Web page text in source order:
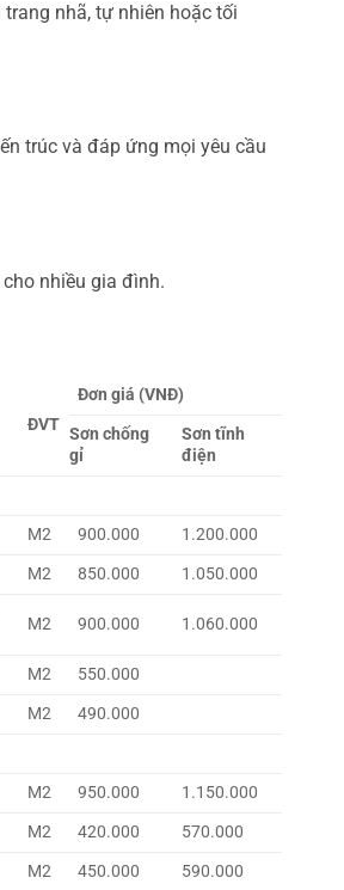
nhã, tự nhiên hoặc tối
trúc và đáp ứng mọi yêu cầu
nhiều gia đình.
ĐVT
Đơn giá (VNĐ)
Sơn chống
gỉ
Sơn tĩnh
điện
M2 900.000
1.200.000
M2 850.000 1.050.000
M2 900.000 1.060.000
M2
550.000
M2
490.000
M2 950.000
1.150.000
M2 420.000
570.000
M2 450.000 590.000